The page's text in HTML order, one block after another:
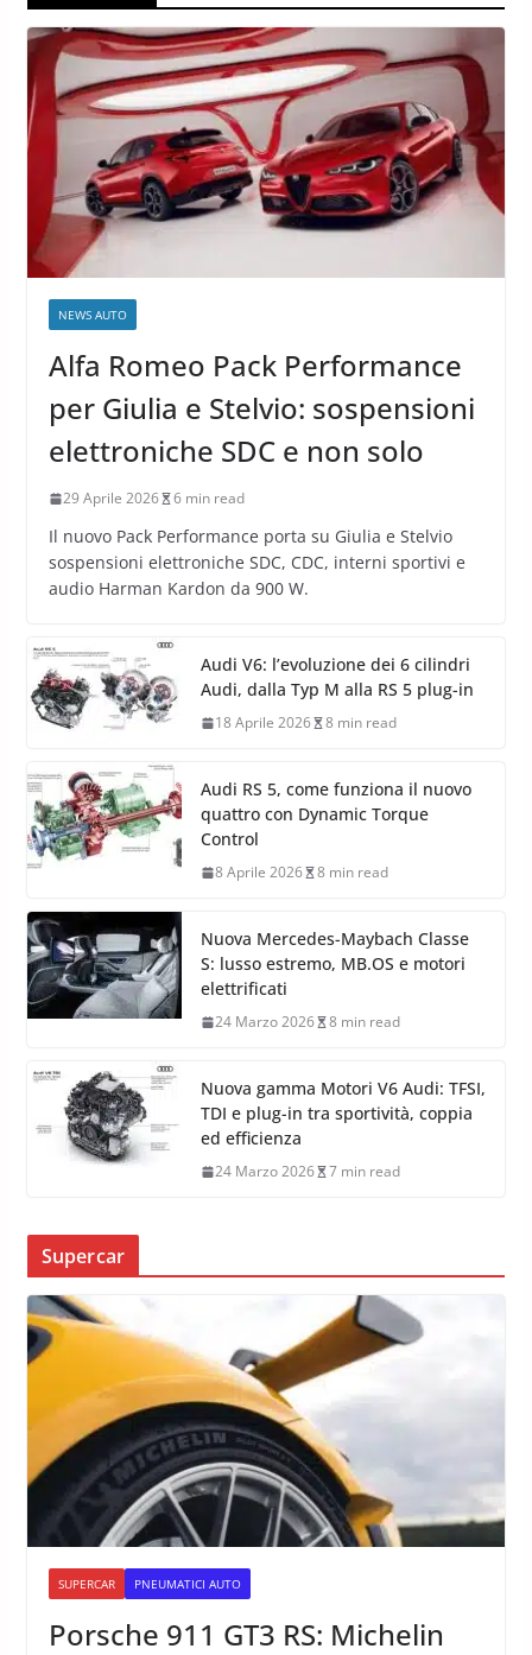
NEWS AUTO
Alfa Romeo Pack Performance
per Giulia e Stelvio: sospensioni
elettroniche SDC e non solo
29 Aprile 2026 6 min read
Il nuovo Pack Performance porta su Giulia e Stelvio
sospensioni elettroniche SDC, CDC, interni sportivi e
audio Harman Kardon da 900 W.
Audi V6: l’evoluzione dei 6 cilindri
Audi, dalla Typ M alla RS 5 plug-in
18 Aprile 2026 8 min read
Audi RS 5, come funziona il nuovo
quattro con Dynamic Torque
Control
8 Aprile 2026 8 min read
Nuova Mercedes-Maybach Classe
S: lusso estremo, MB.OS e motori
elettrificati
24 Marzo 2026 8 min read
Nuova gamma Motori V6 Audi: TFSI,
TDI e plug-in tra sportività, coppia
ed efficienza
24 Marzo 2026 7 min read
Supercar
SUPERCAR PNEUMATICI AUTO
Porsche 911 GT3 RS: Michelin